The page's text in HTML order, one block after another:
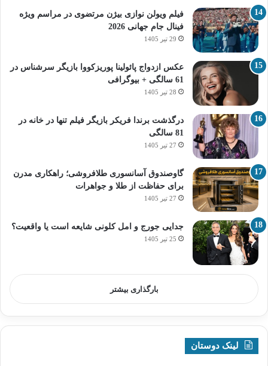
فیلم ویولن نوازی بیژن مرتضوی در مراسم ویژه
فینال جام جهانی 2026
29 تیر 1405
عکس ازدواج پائولینا پوریزکووا بازیگر سرشناس در
61 سالگی + بیوگرافی
28 تیر 1405
درگذشت برندا فریکر بازیگر فیلم تنها در خانه در
81 سالگی
27 تیر 1405
گاوصندوق آسانسوری طلافروشی؛ راهکاری مدرن
برای حفاظت از طلا و جواهرات
27 تیر 1405
جدایی جورج و امل کلونی شایعه است یا واقعیت؟
25 تیر 1405
بارگذاری بیشتر
لینک دوستان